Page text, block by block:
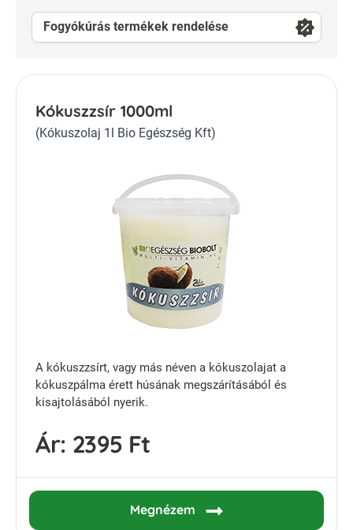
Fogyókúrás termékek rendelése
Kókuszzsír 1000ml
(Kókuszolaj 1l Bio Egészség Kft)
A kókuszzsírt, vagy más néven a kókuszolajat a
kókuszpálma érett húsának megszárításából és
kisajtolásából nyerik.
Ár: 2395 Ft
Megnézem